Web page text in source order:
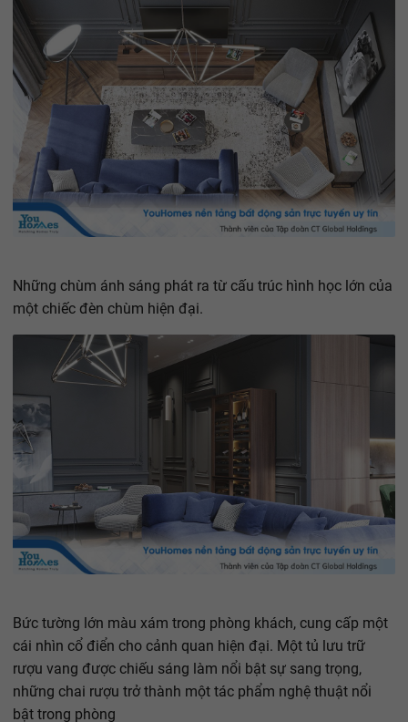
Những chùm ánh sáng phát ra từ cấu trúc hình học lớn của
một chiếc đèn chùm hiện đại.
Bức tường lớn màu xám trong phòng khách, cung cấp một
cái nhìn cổ điển cho cảnh quan hiện đại. Một tủ lưu trữ
rượu vang được chiếu sáng làm nổi bật sự sang trọng,
những chai rượu trở thành một tác phẩm nghệ thuật nổi
bật trong phòng